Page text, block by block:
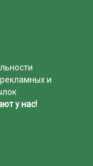
и
у нас!